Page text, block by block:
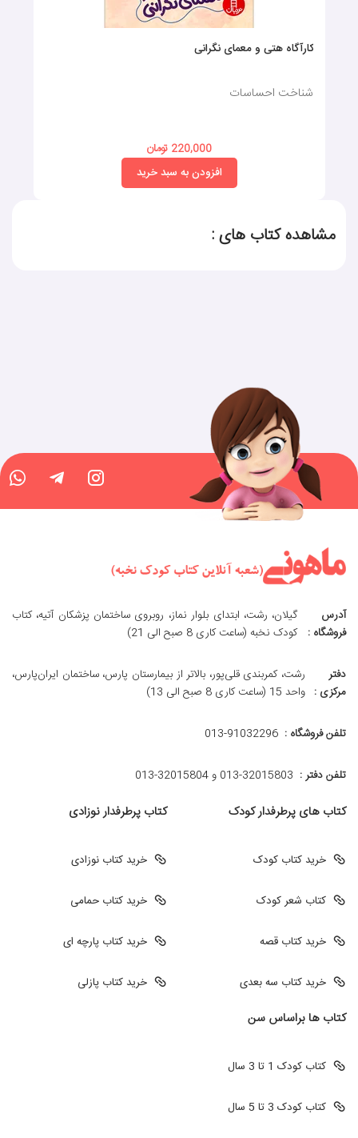
کارآگاه هتی و معمای نگرانی
شناخت احساسات
220,000 تومان
افزودن به سبد خرید
مشاهده کتاب های :
آدرس
فروشگاه :
گیلان، رشت، ابتدای بلوار نماز، روبروی ساختمان پزشکان آتیه، کتاب
کودک نخبه (ساعت کاری 8 صبح الی 21)
دفتر
مرکزی :
رشت، کمربندی قلی‌پور، بالاتر از بیمارستان پارس، ساختمان ایران‌پارس،
واحد 15 (ساعت کاری 8 صبح الی 13)
تلفن فروشگاه : 013-91032296
تلفن دفتر : 013-32015803 و 32015804-013
کتاب های پرطرفدار کودک
خرید کتاب کودک
کتاب شعر کودک
خرید کتاب قصه
خرید کتاب سه بعدی
کتاب پرطرفدار نوزادی
خرید کتاب نوزادی
خرید کتاب حمامی
خرید کتاب پارچه ای
خرید کتاب پازلی
کتاب ها براساس سن
کتاب کودک 1 تا 3 سال
کتاب کودک 3 تا 5 سال